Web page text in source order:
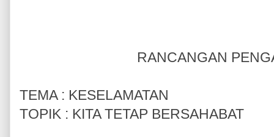
RANCANGAN
TEMA : KESELAMATAN
TOPIK : KITA TETAP BERSAHABAT